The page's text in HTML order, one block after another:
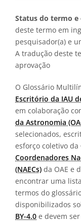
Status do termo e
deste termo em
pesquisador(a) e
A tradução deste
aprovação
O Glossário
Escritório da IAU
em colaboração
da Astronomia
selecionados,
esforço coletivo da
Coordenadores
(NAECs) da OAE e
encontrar uma
termos do
disponibilizados
BY-4.0 e devem